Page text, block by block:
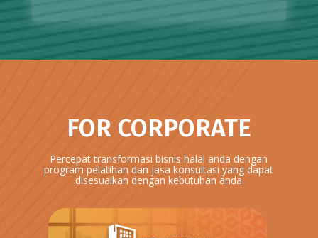
FOR CORPORATE
Percepat transformasi bisnis halal anda dengan
program pelatihan dan jasa konsultasi yang dapat
disesuaikan dengan kebutuhan anda